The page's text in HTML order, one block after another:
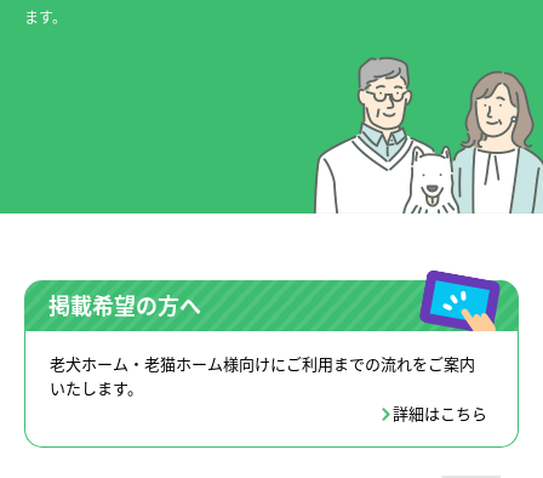
ます。
掲載希望の方へ
老犬ホーム・老猫ホーム様向けにご利用までの流れをご案内
いたします。
詳細はこちら